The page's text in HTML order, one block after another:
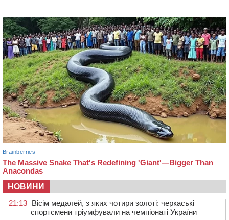
НОВИНИ
21:13 Вісім медалей, з яких чотири золоті: черкаські
спортсмени тріумфували на чемпіонаті України